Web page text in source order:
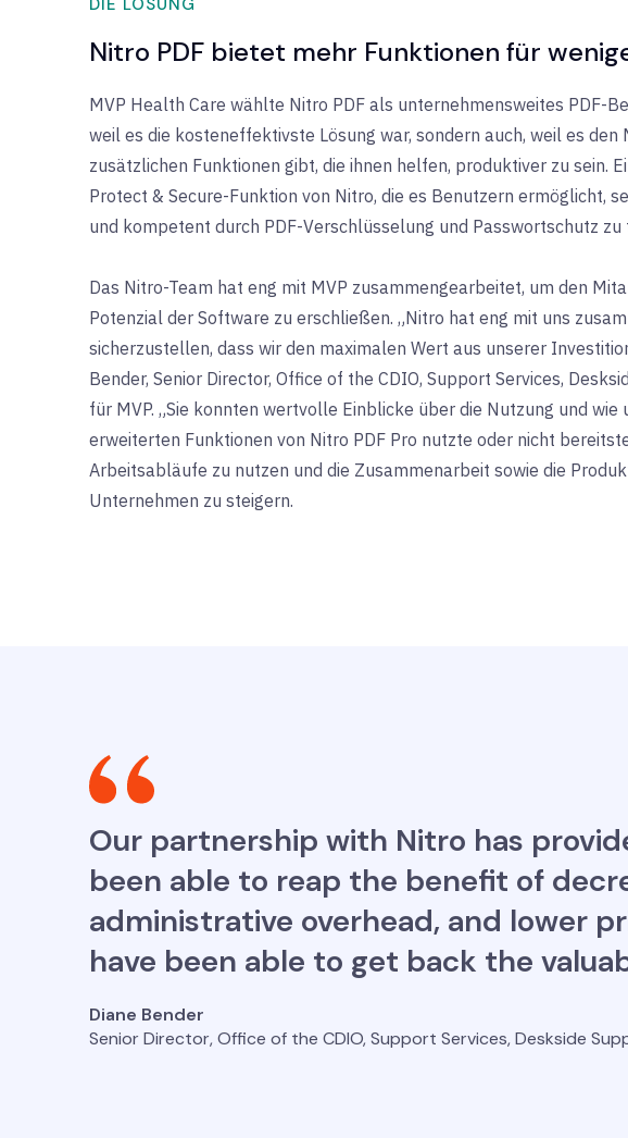
DIE LÖSUNG
Nitro PDF bietet mehr Funktionen für
MVP Health Care wählte Nitro PDF als unternehmensweites PDF-
weil es die kosteneffektivste Lösung war, sondern auch, weil es den
zusätzlichen Funktionen gibt, die ihnen helfen, produktiver zu sein.
Protect & Secure-Funktion von Nitro, die es Benutzern ermöglicht,
und kompetent durch PDF-Verschlüsselung und Passwortschutz zu
Das Nitro-Team hat eng mit MVP zusammengearbeitet, um den
Potenzial der Software zu erschließen. „Nitro hat eng mit uns
sicherzustellen, dass wir den maximalen Wert aus unserer
Bender, Senior Director, Office of the CDIO, Support Services,
für MVP. „Sie konnten wertvolle Einblicke über die Nutzung und wie
erweiterten Funktionen von Nitro PDF Pro nutzte oder nicht
Arbeitsabläufe zu nutzen und die Zusammenarbeit sowie die
Unternehmen zu steigern.
Our partnership with Nitro has
been able to reap the benefit of
administrative overhead, and lower
have been able to get back the
Diane Bender
Senior Director, Office of the CDIO, Support Services, Deskside